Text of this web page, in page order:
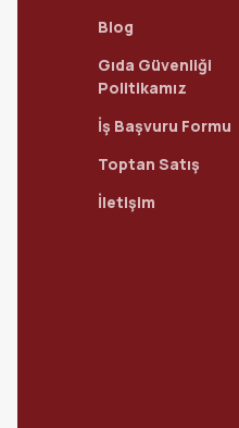
Blog
Gıda Güvenliği
Politikamız
İş Başvuru Formu
Toptan Satış
İletişim